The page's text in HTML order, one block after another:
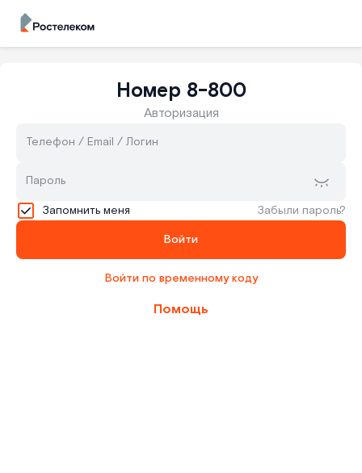
Номер 8-800
Авторизация
Телефон / Email / Логин
Пароль
Запомнить меня
Забыли пароль?
Войти
Войти по временному коду
Помощь